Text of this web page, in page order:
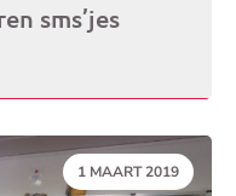
sms’jes
DATUM:
1 MAART 2019